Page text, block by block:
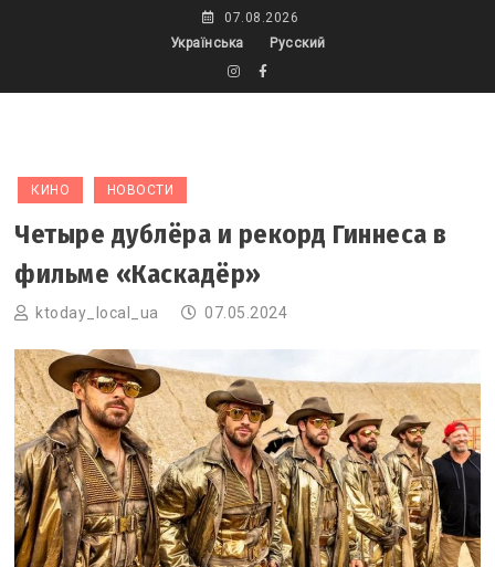
07.08.2026
Українська
Русский
КИНО НОВОСТИ
Четыре дублёра и рекорд Гиннеса в
фильме «Каскадёр»
ktoday_local_ua 07.05.2024